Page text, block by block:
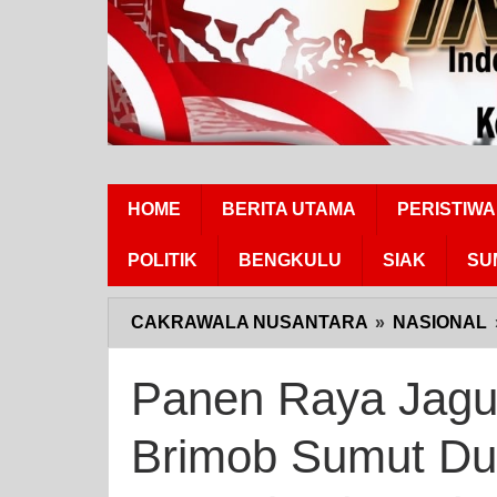
HOME BERITA UTAMA PERISTIWA
POLITIK BENGKULU SIAK
CAKRAWALA NUSANTARA » NASIONAL
Panen Raya
Brimob Sumut